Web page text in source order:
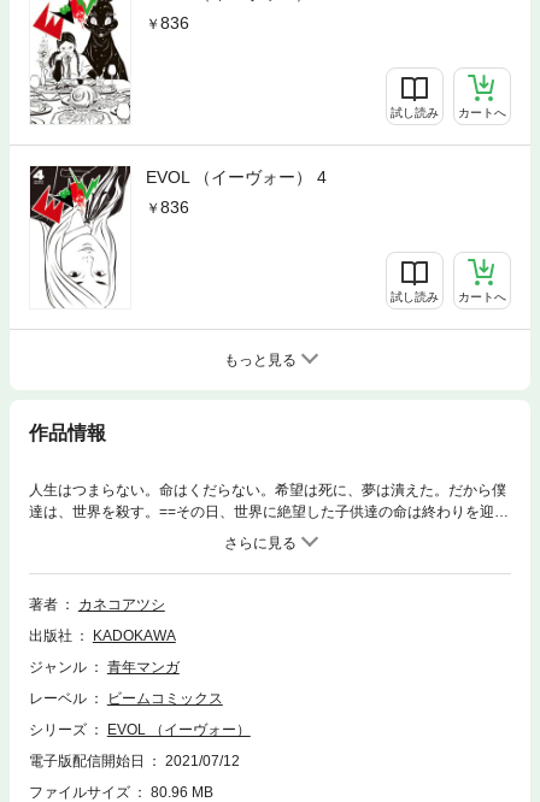
836
試し読み カートへ
EVOL （イーヴォー） 4
836
試し読み カートへ
もっと見る
作品情報
人生はつまらない。命はくだらない。希望は死に、夢は潰えた。だから僕
達は、世界を殺す。==その日、世界に絶望した子供達の命は終わりを迎え
るはずだった。不幸にも自殺は未遂に終わり、一命を取り留めた３人の少
年少女。病院で目を覚ますと彼らの身には、不思議な「異能力」が宿って
いた。その力は「ヒーロー」と呼ばれる、血統でのみ継がれる「正義の味
方」しか持ち得ないはずのものだったーー。==居場所のない僕達が、世界
売。超厚【276ページ】で開幕。==●カネコアツシ ビームコミックス好評
既刊●［デスコ］全７巻［Wet Moon］全３巻［SOIL］全11巻［BAMBi re
著者
カネコアツシ
出版社
KADOKAWA
ジャンル
青年マンガ
レーベル
ビームコミックス
シリーズ
EVOL （イーヴォー）
電子版配信開始日
2021/07/12
ファイルサイズ
80.96 MB